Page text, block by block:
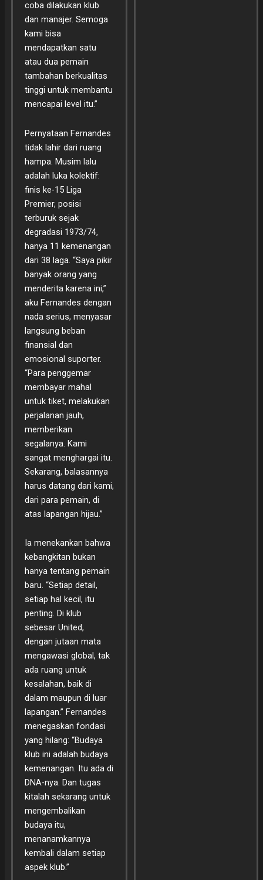
coba dilakukan klub
dan manajer. Semoga
kami bisa
mendapatkan satu
atau dua pemain
tambahan berkualitas
tinggi untuk membantu
mencapai level itu.”
Pernyataan Fernandes
tidak lahir dari ruang
hampa. Musim lalu
adalah luka kolektif:
finis ke-15 Liga
Premier, posisi
terburuk sejak
degradasi 1973/74,
hanya 11 kemenangan
dari 38 laga. “Saya pikir
banyak orang yang
menderita karena ini,”
aku Fernandes dengan
nada serius, menyasar
langsung beban
finansial dan
emosional suporter.
“Para penggemar
membayar mahal
untuk tiket, melakukan
perjalanan jauh,
memberikan
segalanya. Kami
sangat menghargai itu.
Sekarang, balasannya
harus datang dari kami,
dari para pemain, di
atas lapangan hijau.”
Ia menekankan bahwa
kebangkitan bukan
hanya tentang pemain
baru. “Setiap detail,
setiap hal kecil, itu
penting. Di klub
sebesar United,
dengan jutaan mata
mengawasi global, tak
ada ruang untuk
kesalahan, baik di
dalam maupun di luar
lapangan.” Fernandes
menegaskan fondasi
yang hilang: “Budaya
klub ini adalah budaya
kemenangan. Itu ada di
DNA-nya. Dan tugas
kitalah sekarang untuk
mengembalikan
budaya itu,
menanamkannya
kembali dalam setiap
aspek klub.”